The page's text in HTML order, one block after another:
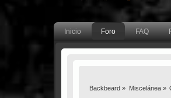
Inicio Foro FAQ
Backbeard » Miscelánea»